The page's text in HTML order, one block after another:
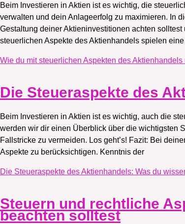
Beim Investieren in Aktien ist es wichtig, die
verwalten und dein Anlageerfolg zu maximieren. In
Gestaltung deiner Aktieninvestitionen achten
steuerlichen Aspekte des Aktienhandels spielen
Wie du mit steuerlichen Aspekten des
Die Steueraspekte des
Beim Investieren in Aktien ist es wichtig, auch die
werden wir dir einen Überblick über die wichtigsten
Fallstricke zu vermeiden. Los geht’s! Fazit: Bei
Aspekte zu berücksichtigen. Kenntnis der
Die Steueraspekte des Aktienhandels: Was du
Steuern und rechtliche
beachten solltest